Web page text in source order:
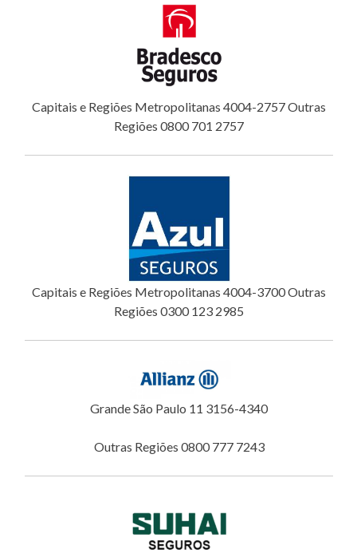
Capitais e Regiões Metropolitanas 4004-2757 Outras
Regiões 0800 701 2757
Capitais e Regiões Metropolitanas 4004-3700 Outras
Regiões 0300 123 2985
Grande São Paulo 11 3156-4340
Outras Regiões 0800 777 7243